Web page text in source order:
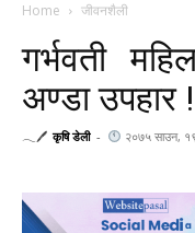
Home जीवनशैली
गर्भवती
अण्डा उपहार !
𓂃🖊 कृषि डेली - २०७५ साउन,